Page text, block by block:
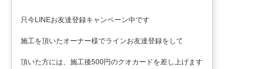
只今LINEお友達登録キャンペーン中です
施工を頂いたオーナー様でラインお友達登録をして
頂いた方には、施工後500円のクオカードを差し上げます